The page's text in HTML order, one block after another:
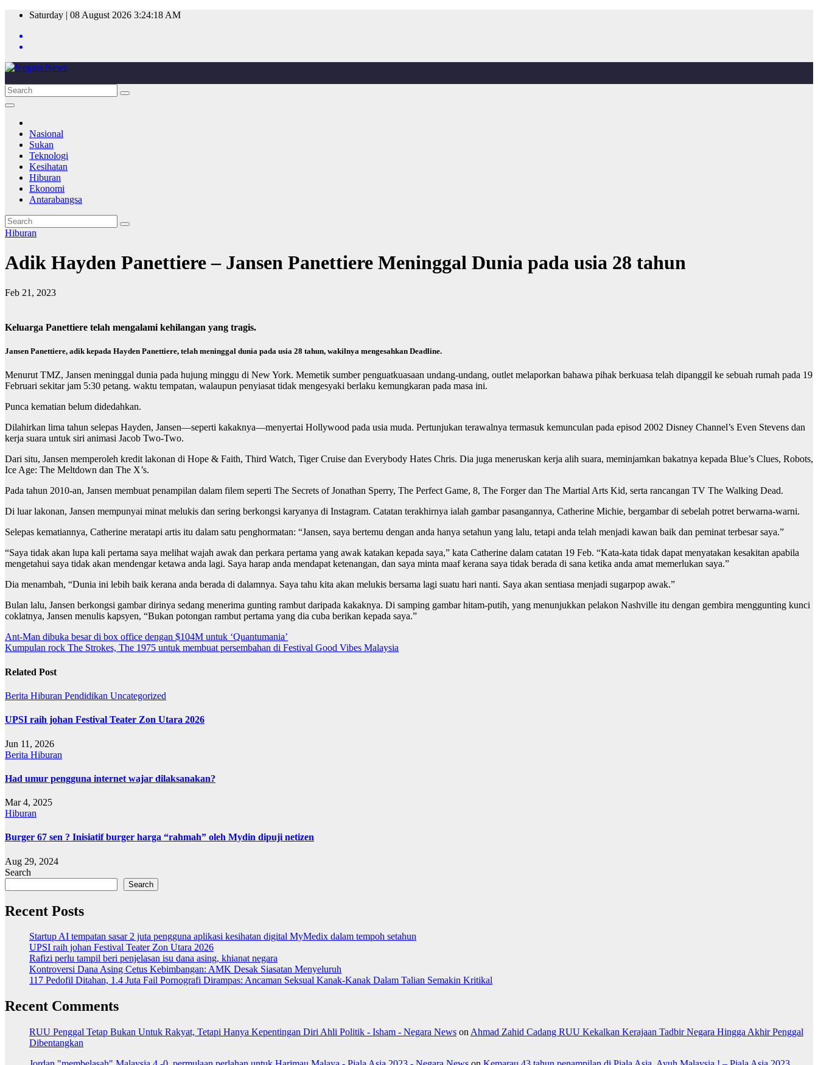
Skip
content
Saturday | 08 August 2026 3:24:18 AM
Nasional
Sukan
Teknologi
Kesihatan
Hiburan
Ekonomi
Antarabangsa
Hiburan
Adik Hayden Panettiere – Jansen Panettiere Meninggal Dunia pada usia 28 tahun
Feb 21, 2023
Keluarga Panettiere telah mengalami kehilangan yang tragis.
Jansen Panettiere, adik kepada Hayden Panettiere, telah meninggal dunia pada usia 28 tahun, wakilnya mengesahkan Deadline.
Menurut TMZ, Jansen meninggal dunia pada hujung minggu di New York. Memetik sumber penguatkuasaan undang-undang, outlet melaporkan bahawa pihak berkuasa telah dipanggil ke sebuah rumah pada 19
Februari sekitar jam 5:30 petang. waktu tempatan, walaupun penyiasat tidak mengesyaki berlaku kemungkaran pada masa ini.
Punca kematian belum didedahkan.
Dilahirkan lima tahun selepas Hayden, Jansen—seperti kakaknya—menyertai Hollywood pada usia muda. Pertunjukan terawalnya termasuk kemunculan pada episod 2002 Disney Channel’s Even Stevens dan
kerja suara untuk siri animasi Jacob Two-Two.
Dari situ, Jansen memperoleh kredit lakonan di Hope & Faith, Third Watch, Tiger Cruise dan Everybody Hates Chris. Dia juga meneruskan kerja alih suara, meminjamkan bakatnya kepada Blue’s Clues, Robots,
Ice Age: The Meltdown dan The X’s.
Pada tahun 2010-an, Jansen membuat penampilan dalam filem seperti The Secrets of Jonathan Sperry, The Perfect Game, 8, The Forger dan The Martial Arts Kid, serta rancangan TV The Walking Dead.
Di luar lakonan, Jansen mempunyai minat melukis dan sering berkongsi karyanya di Instagram. Catatan terakhirnya ialah gambar pasangannya, Catherine Michie, bergambar di sebelah potret berwarna-warni.
Selepas kematiannya, Catherine meratapi artis itu dalam satu penghormatan: “Jansen, saya bertemu dengan anda hanya setahun yang lalu, tetapi anda telah menjadi kawan baik dan peminat terbesar saya.”
“Saya tidak akan lupa kali pertama saya melihat wajah awak dan perkara pertama yang awak katakan kepada saya,” kata Catherine dalam catatan 19 Feb. “Kata-kata tidak dapat menyatakan kesakitan apabila
mengetahui saya tidak akan mendengar ketawa anda lagi. Saya harap anda mendapat ketenangan, dan saya minta maaf kerana saya tidak berada di sana ketika anda amat memerlukan saya.”
Dia menambah, “Dunia ini lebih baik kerana anda berada di dalamnya. Saya tahu kita akan melukis bersama lagi suatu hari nanti. Saya akan sentiasa menjadi sugarpop awak.”
Bulan lalu, Jansen berkongsi gambar dirinya sedang menerima gunting rambut daripada kakaknya. Di samping gambar hitam-putih, yang menunjukkan pelakon Nashville itu dengan gembira menggunting kunci
coklatnya, Jansen menulis kapsyen, “Bukan potongan rambut pertama yang dia cuba berikan kepada saya.”
Post
navigation
Ant-Man dibuka besar di box office dengan $104M untuk ‘Quantumania’
Kumpulan rock The Strokes, The 1975 untuk membuat persembahan di Festival Good Vibes Malaysia
Related Post
Berita Hiburan Pendidikan Uncategorized
UPSI raih johan Festival Teater Zon Utara 2026
Jun 11, 2026
Berita Hiburan
Had umur pengguna internet wajar dilaksanakan?
Mar 4, 2025
Hiburan
Burger 67 sen ? Inisiatif burger harga “rahmah” oleh Mydin dipuji netizen
Aug 29, 2024
Search
Search
Recent Posts
Startup AI tempatan sasar 2 juta pengguna aplikasi kesihatan digital MyMedix dalam tempoh setahun
UPSI raih johan Festival Teater Zon Utara 2026
Rafizi perlu tampil beri penjelasan isu dana asing, khianat negara
Kontroversi Dana Asing Cetus Kebimbangan: AMK Desak Siasatan Menyeluruh
117 Pedofil Ditahan, 1.4 Juta Fail Pornografi Dirampas: Ancaman Seksual Kanak-Kanak Dalam Talian Semakin Kritikal
Recent Comments
RUU Penggal Tetap Bukan Untuk Rakyat, Tetapi Hanya Kepentingan Diri Ahli Politik - Isham - Negara News on Ahmad Zahid Cadang RUU Kekalkan Kerajaan Tadbir Negara Hingga Akhir Penggal
Dibentangkan